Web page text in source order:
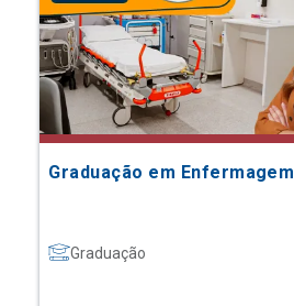
Graduação em Enfermagem
Graduação